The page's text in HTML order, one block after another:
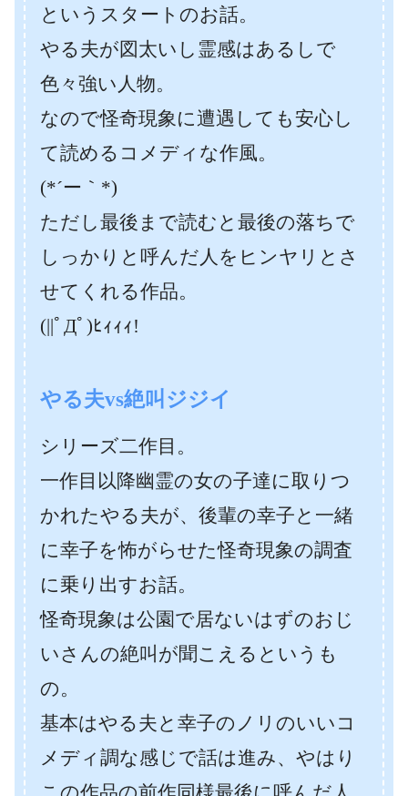
というスタートのお話。
やる夫が図太いし霊感はあるしで
色々強い人物。
なので怪奇現象に遭遇しても安心し
て読めるコメディな作風。
(*´ー｀*)
ただし最後まで読むと最後の落ちで
しっかりと呼んだ人をヒンヤリとさ
せてくれる作品。
(||ﾟДﾟ)ﾋｨｨｨ!
やる夫vs絶叫ジジイ
シリーズ二作目。
一作目以降幽霊の女の子達に取りつ
かれたやる夫が、後輩の幸子と一緒
に幸子を怖がらせた怪奇現象の調査
に乗り出すお話。
怪奇現象は公園で居ないはずのおじ
いさんの絶叫が聞こえるというも
の。
基本はやる夫と幸子のノリのいいコ
メディ調な感じで話は進み、やはり